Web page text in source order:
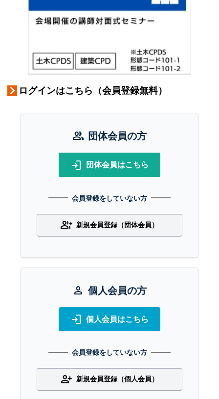
ログインはこちら（会員登録無料）
group 団体会員の方
login 団体会員はこちら
会員登録をしていない方
group_add 新規会員登録（団体会員）
person 個人会員の方
login 個人会員はこちら
会員登録をしていない方
person_add 新規会員登録（個人会員）